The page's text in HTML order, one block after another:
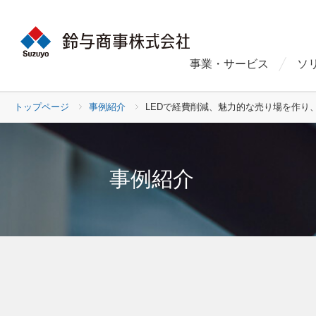
事業・サービス ソ
トップページ 事例紹介 LEDで経費削減、魅力的な売り場を作り
事例紹介